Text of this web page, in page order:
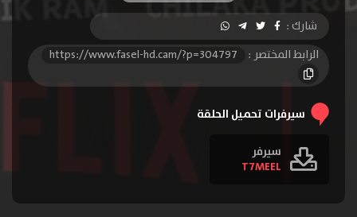
شارك :
الرابط المختصر :
https://www.fasel-hd.cam/?p=304797
سيرفرات تحميل الحلقة
سيرفر
T7MEEL